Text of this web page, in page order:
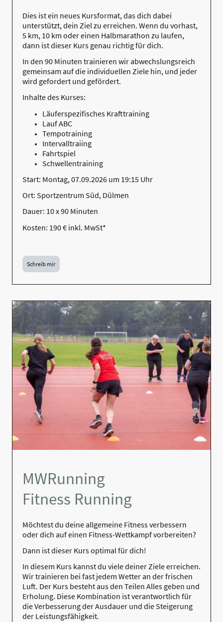
Dies ist ein neues Kursformat, das dich dabei
unterstützt, dein Ziel zu erreichen. Wenn du vorhast,
5 km, 10 km oder einen Halbmarathon zu laufen,
dann ist dieser Kurs genau richtig für dich.
In den 90 Minuten trainieren wir abwechslungsreich
gemeinsam auf die individuellen Ziele hin, und jeder
wird gefordert und gefördert.
Inhalte des Kurses:
Läuferspezifisches Krafttraining
Lauf ABC
Tempotraining
Intervalltraiing
Fahrtspiel
Schwellentraining
Start: Montag, 07.09.2026 um 19:15 Uhr
Ort: Sportzentrum Süd, Dülmen
Dauer: 10 x 90 Minuten
Kosten: 190 € inkl. MwSt*
Schreib mir
MWRunning
Fitness Running
Möchtest du deine allgemeine Fitness verbessern
oder dich auf einen Fitness-Wettkampf vorbereiten?
Dann ist dieser Kurs optimal für dich!
In diesem Kurs kannst du viele deiner Ziele erreichen.
Wir trainieren bei fast jedem Wetter an der frischen
Luft. Der Kurs besteht aus den Teilen Alles geben und
Erholung. Diese Kombination ist verantwortlich für
die Verbesserung der Ausdauer und die Steigerung
der Leistungsfähigkeit.